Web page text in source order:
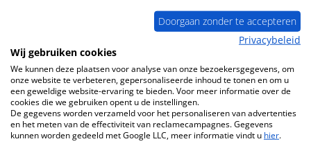
Vraag over het product
Beschrijving
Doorgaan zonder te accepteren
Privacybeleid
Wij gebruiken cookies
We kunnen deze plaatsen voor analyse van onze bezoekersgegevens, om
onze website te verbeteren, gepersonaliseerde inhoud te tonen en om u
een geweldige website-ervaring te bieden. Voor meer informatie over de
cookies die we gebruiken opent u de instellingen.
De gegevens worden verzameld voor het personaliseren van advertenties
en het meten van de effectiviteit van reclamecampagnes. Gegevens
kunnen worden gedeeld met Google LLC, meer informatie vindt u hier.